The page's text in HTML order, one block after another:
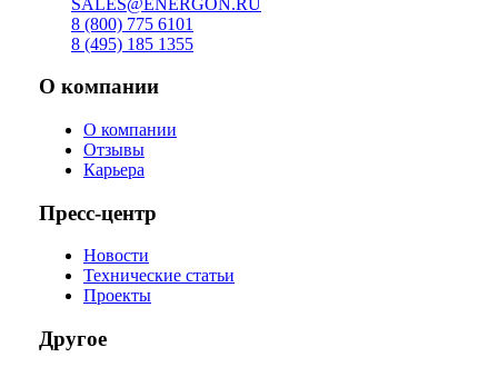
8 (800) 775 6101
8 (495) 185 1355
О компании
О компании
Отзывы
Карьера
Пресс-центр
Новости
Технические статьи
Проекты
Другое